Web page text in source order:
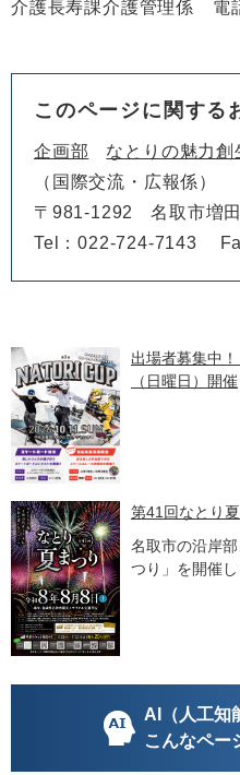
介護長寿課介護管理係 電
このページに関する
企画部
なとりの魅力創
国際交流・広報係
〒981-1292
名取市増
Tel：022-724-7143
出場者募集中
（日曜日）開催
第41回なとり
名取市の沿岸
つり」を開催し
AI（人工知
こんなペー